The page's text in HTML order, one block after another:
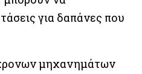
για δαπάνες που
μηχανημάτων